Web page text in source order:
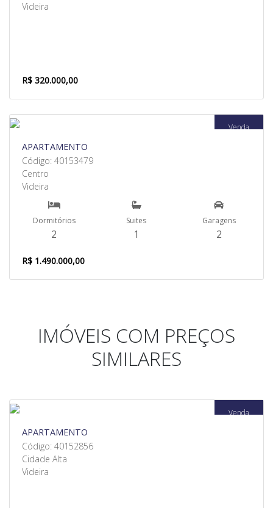
Videira
R$ 320.000,00
Venda
APARTAMENTO
Código: 40153479
Centro
Videira
Dormitórios
2
Suites
1
Garagens
2
R$ 1.490.000,00
IMÓVEIS COM PREÇOS
SIMILARES
Venda
APARTAMENTO
Código: 40152856
Cidade Alta
Videira